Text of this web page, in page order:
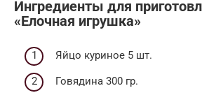
Ингредиенты для
«Елочная игрушка»
Яйцо куриное 5 шт.
Говядина 300 гр.